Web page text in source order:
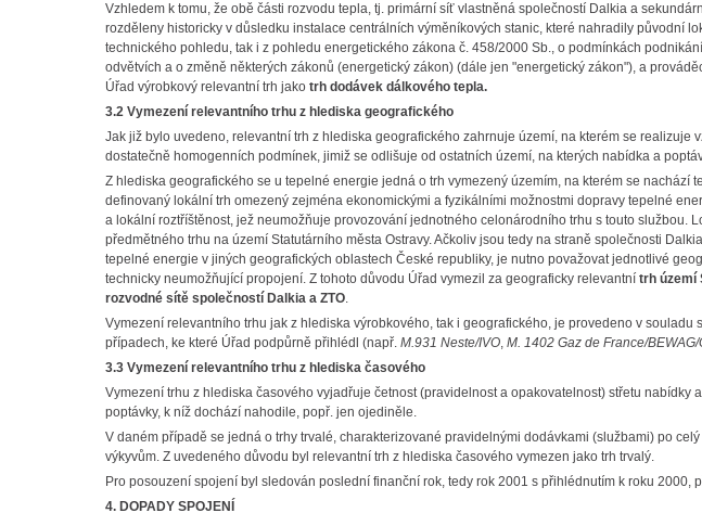
Vzhledem k tomu, že obě části rozvodu tepla, tj. primární síť vlastněná společností Dalkia a
rozděleny historicky v důsledku instalace centrálních výměníkových stanic, které nahradily původní
technického pohledu, tak i z pohledu energetického zákona č. 458/2000 Sb., o podmínkách
odvětvích a o změně některých zákonů (energetický zákon) (dále jen "energetický zákon"), a
Úřad výrobkový relevantní trh jako trh dodávek dálkového tepla.
3.2 Vymezení relevantního trhu z hlediska geografického
Jak již bylo uvedeno, relevantní trh z hlediska geografického zahrnuje území, na kterém se realizuje
dostatečně homogenních podmínek, jimiž se odlišuje od ostatních území, na kterých nabídka a
Z hlediska geografického se u tepelné energie jedná o trh vymezený územím, na kterém se nachází
definovaný lokální trh omezený zejména ekonomickými a fyzikálními možnostmi dopravy tepelné
a lokální roztříštěnost, jež neumožňuje provozování jednotného celonárodního trhu s touto službou.
předmětného trhu na území Statutárního města Ostravy. Ačkoliv jsou tedy na straně společnosti
tepelné energie v jiných geografických oblastech České republiky, je nutno považovat jednotlivé
technicky neumožňující propojení. Z tohoto důvodu Úřad vymezil za geograficky relevantní trh území
rozvodné sítě společností Dalkia a ZTO.
Vymezení relevantního trhu jak z hlediska výrobkového, tak i geografického, je provedeno v souladu
případech, ke které Úřad podpůrně přihlédl (např. M.931 Neste/IVO, M. 1402 Gaz de France/
3.3 Vymezení relevantního trhu z hlediska časového
Vymezení trhu z hlediska časového vyjadřuje četnost (pravidelnost a opakovatelnost) střetu nabídky
poptávky, k níž dochází nahodile, popř. jen ojediněle.
V daném případě se jedná o trhy trvalé, charakterizované pravidelnými dodávkami (službami) po
výkyvům. Z uvedeného důvodu byl relevantní trh z hlediska časového vymezen jako trh trvalý.
Pro posouzení spojení byl sledován poslední finanční rok, tedy rok 2001 s přihlédnutím k roku 2000,
4. DOPADY SPOJENÍ